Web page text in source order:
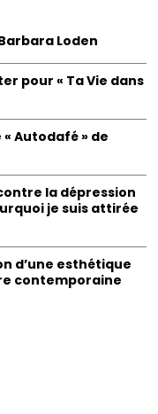
Loden
pour « Ta Vie dans
Autodafé » de
la dépression
je suis attirée
d’une esthétique
contemporaine